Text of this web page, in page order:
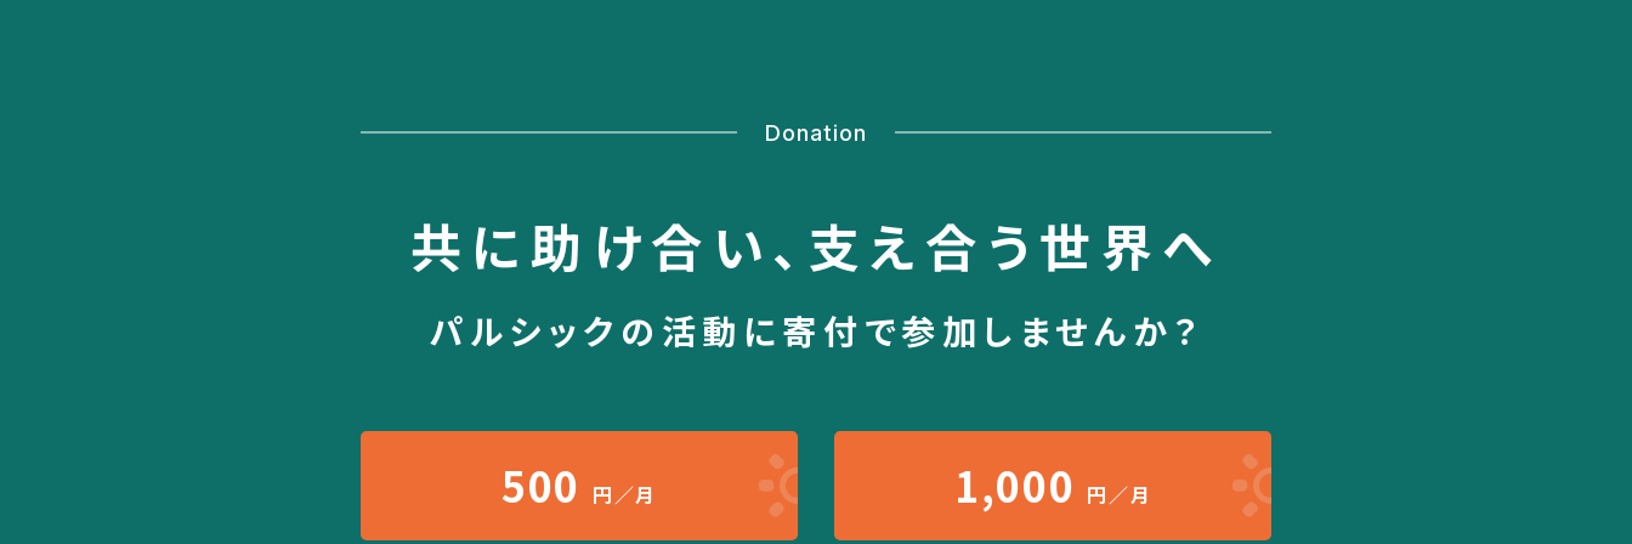
Donation
共に助け合い、 支え合う世界へ
パルシックの活動に寄付で参加しませんか？
500 円／月 1,000 円／月